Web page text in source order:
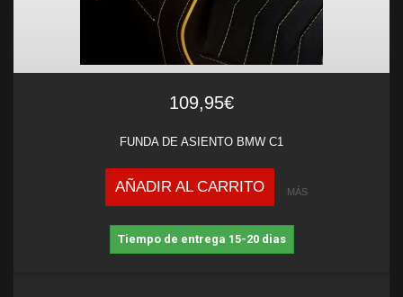
109,95€
FUNDA DE ASIENTO BMW C1
AÑADIR AL CARRITO MÁS
Tiempo de entrega 15-20 dias